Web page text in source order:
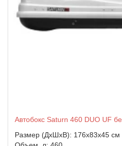
Автобокс Saturn 460 DUO UF
Размер (ДхШхВ): 176x83x45 см